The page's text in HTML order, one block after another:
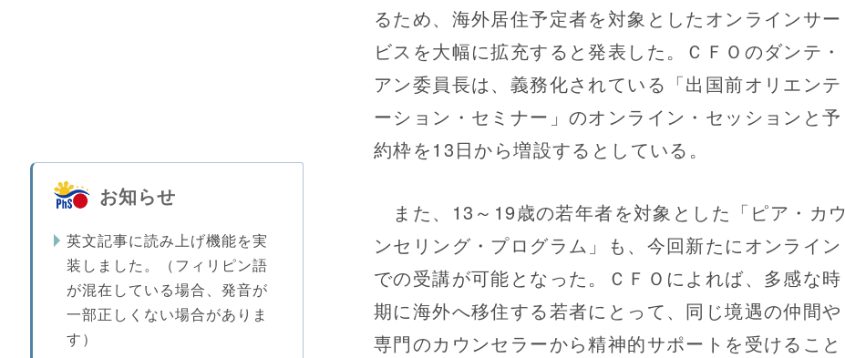
お知らせ
英文記事に読み上げ機能を実
装しました。（フィリピン語
が混在している場合、発音が
一部正しくない場合がありま
す）
るため、海外居住予定者を対象としたオンラインサー
ビスを大幅に拡充すると発表した。ＣＦＯのダンテ・
アン委員長は、義務化されている「出国前オリエンテ
ーション・セミナー」のオンライン・セッションと予
約枠を13日から増設するとしている。
また、13～19歳の若年者を対象とした「ピア・カウ
ンセリング・プログラム」も、今回新たにオンライン
での受講が可能となった。ＣＦＯによれば、多感な時
期に海外へ移住する若者にとって、同じ境遇の仲間や
専門のカウンセラーから精神的サポートを受けること